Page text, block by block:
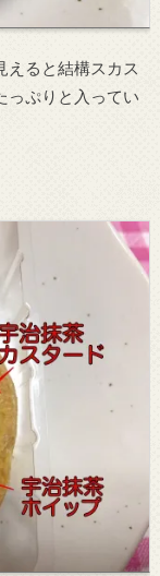
えると結構スカス
っぷりと入ってい